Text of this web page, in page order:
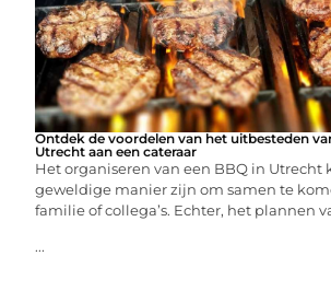
Ontdek de voordelen van het uitbesteden
Utrecht aan een cateraar
Het organiseren van een BBQ in Utrecht
geweldige manier zijn om samen te
familie of collega’s. Echter, het plannen
...